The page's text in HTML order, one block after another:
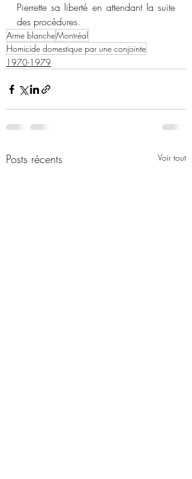
Pierrette sa liberté en attendant la suite
des procédures.
Arme blancheMontréal
Homicide domestique par une conjointe
1970-1979
Posts récents Voir tout